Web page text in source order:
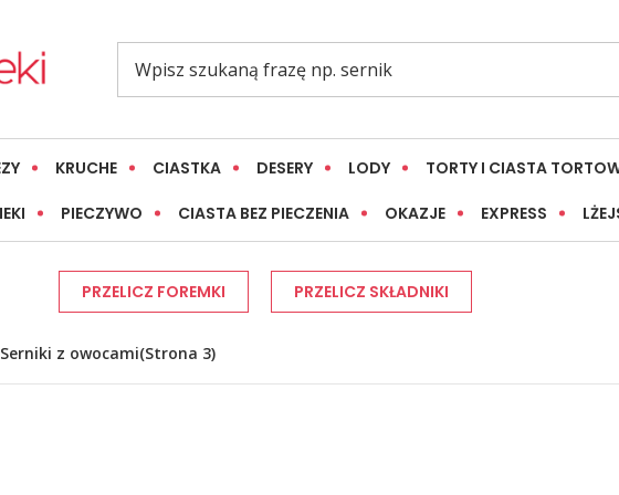
KRUCHE CIASTKA DESERY LODY TORTY I CIASTA
PIECZYWO CIASTA BEZ PIECZENIA OKAZJE EXPRESS
PRZELICZ FOREMKI PRZELICZ SKŁADNIKI
Serniki z owocami(Strona 3)